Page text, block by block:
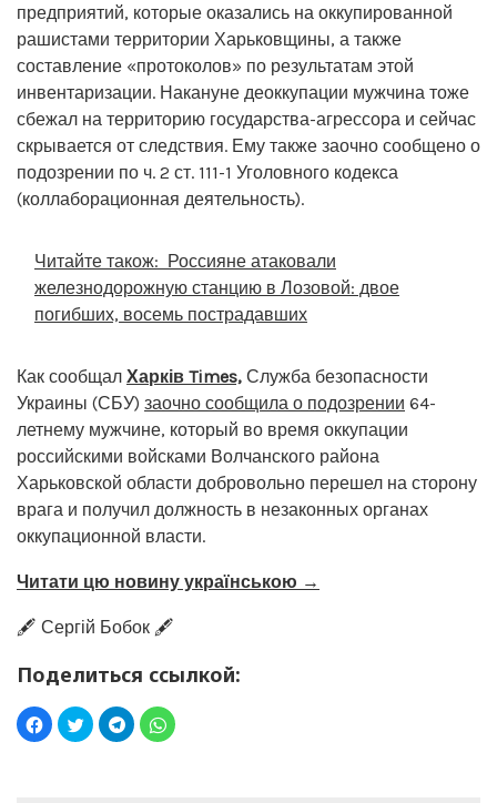
предприятий, которые оказались на оккупированной
рашистами территории Харьковщины, а также
составление «протоколов» по результатам этой
инвентаризации. Накануне деоккупации мужчина тоже
сбежал на территорию государства-агрессора и сейчас
скрывается от следствия. Ему также заочно сообщено о
подозрении по ч. 2 ст. 111-1 Уголовного кодекса
(коллаборационная деятельность).
Читайте також: Россияне атаковали
железнодорожную станцию в Лозовой: двое
погибших, восемь пострадавших
Как сообщал Харків Times, Служба безопасности
Украины (СБУ) заочно сообщила о подозрении 64-
летнему мужчине, который во время оккупации
российскими войсками Волчанского района
Харьковской области добровольно перешел на сторону
врага и получил должность в незаконных органах
оккупационной власти.
Читати цю новину українською →
🖋️ Сергій Бобок 🖋️
Поделиться ссылкой: